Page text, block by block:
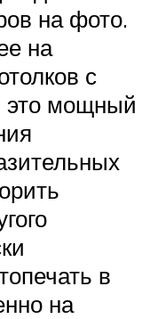
на фото.
на
с
это мощный
в
на